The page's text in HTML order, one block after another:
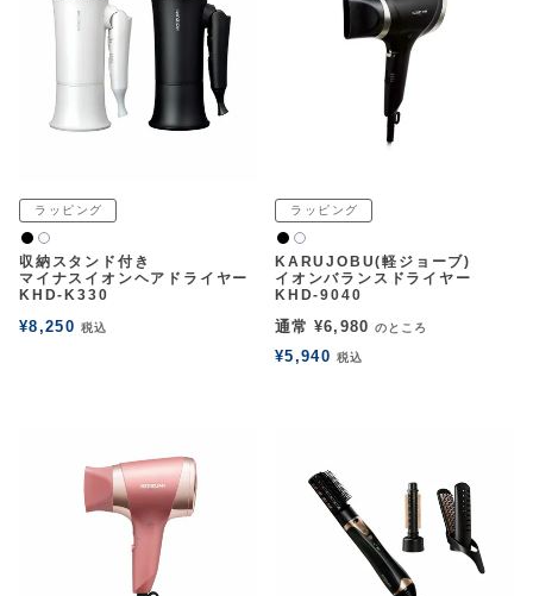
ラッピング
黒 白2
収納スタンド付き
マイナスイオンヘアドライヤー
KHD-K330
¥8,250 税込
ラッピング
黒 白2
KARUJOBU(軽ジョーブ)
イオンバランスドライヤー
KHD-9040
通常 ¥6,980 のところ
¥5,940 税込